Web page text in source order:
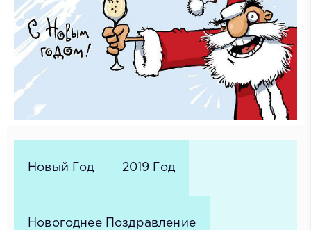
Новый Год 2019 Год
Новогоднее Поздравление